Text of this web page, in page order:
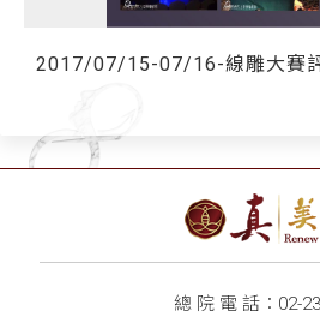
2017/07/15-07/16-線雕大賽
總 院 電 話： 02-